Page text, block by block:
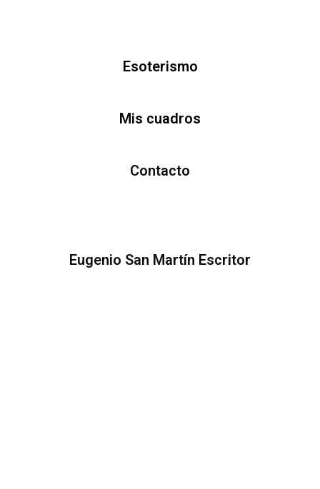
Esoterismo
Mis cuadros
Contacto
Eugenio San Martín Escritor